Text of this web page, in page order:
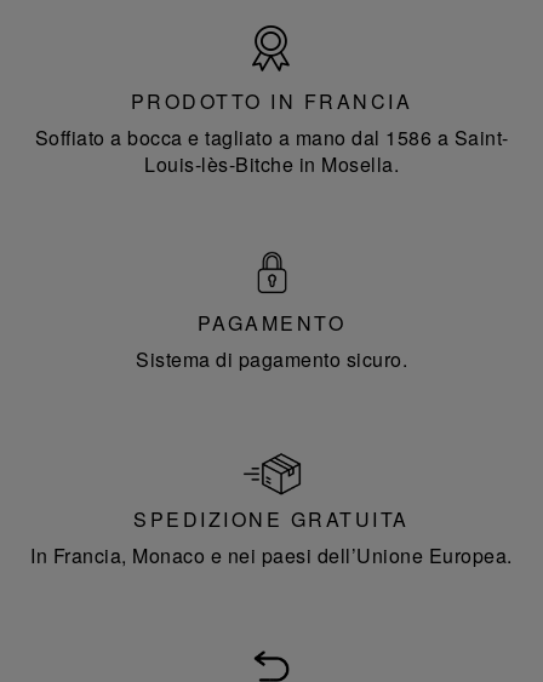
Francia
PRODOTTO IN FRANCIA
Soffiato a bocca e tagliato a mano dal 1586 a Saint-
Louis-lès-Bitche in Mosella.
PAGAMENTO
Sistema di pagamento sicuro.
SPEDIZIONE GRATUITA
In Francia, Monaco e nei paesi dell’Unione Europea.